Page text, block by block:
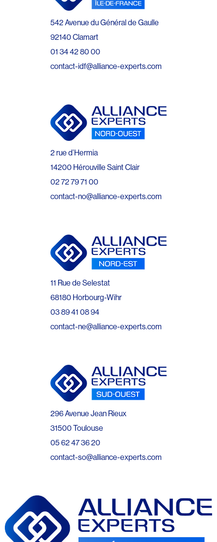
542 Avenue du Général de Gaulle
92140 Clamart
01 34 42 80 00
contact-idf@alliance-experts.com
2 rue d’Hermia
14200 Hérouville Saint Clair
02 72 79 71 00
contact-no@alliance-experts.com
11 Rue de Selestat
68180 Horbourg-Wihr
03 89 41 08 94
contact-ne@alliance-experts.com
296 Avenue Jean Rieux
31500 Toulouse
05 62 47 36 20
contact-so@alliance-experts.com